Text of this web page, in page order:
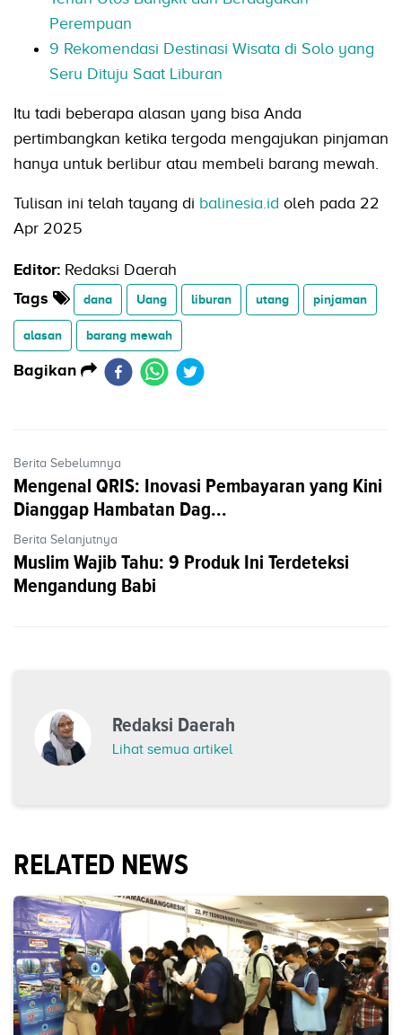
Perempuan
9 Rekomendasi Destinasi Wisata di Solo yang
Seru Dituju Saat Liburan
Itu tadi beberapa alasan yang bisa Anda
pertimbangkan ketika tergoda mengajukan pinjaman
hanya untuk berlibur atau membeli barang mewah.
Tulisan ini telah tayang di balinesia.id oleh pada 22
Apr 2025
Editor: Redaksi Daerah
Tags
dana Uang liburan utang pinjaman
alasan barang mewah
Bagikan
Berita Sebelumnya
Mengenal QRIS: Inovasi Pembayaran yang Kini
Dianggap Hambatan Dag...
Berita Selanjutnya
Muslim Wajib Tahu: 9 Produk Ini Terdeteksi
Mengandung Babi
Redaksi Daerah
Lihat semua artikel
RELATED NEWS